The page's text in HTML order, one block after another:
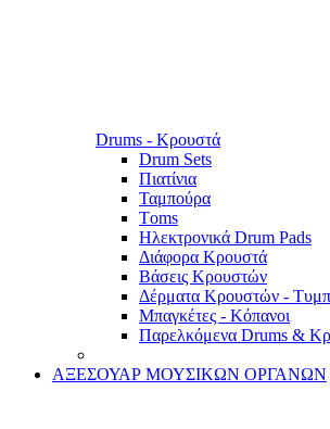
Drums - Κρουστά
Drum Sets
Πιατίνια
Ταμπούρα
Τoms
Ηλεκτρονικά Drum Pads
Διάφορα Κρουστά
Βάσεις Κρουστών
Δέρματα Κρουστών -
Μπαγκέτες - Κόπανοι
Παρελκόμενα Drums &
ΑΞΕΣΟΥΑΡ ΜΟΥΣΙΚΩΝ ΟΡΓΑΝΩΝ